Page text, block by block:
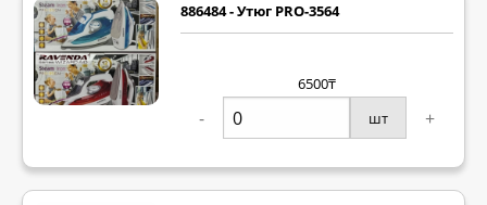
886484 - Утюг PRO-3564
6500₸
- шт +